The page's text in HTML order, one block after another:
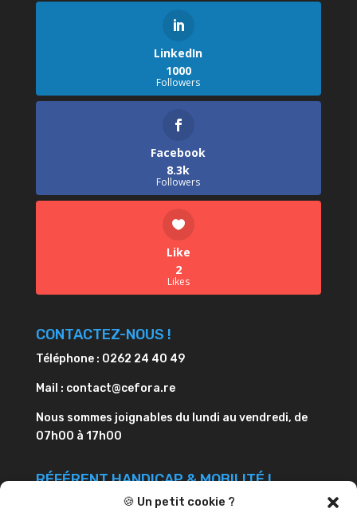
🍪 Un petit cookie ?
LinkedIn
1000
Followers
Facebook
8.3k
Followers
Like
2
Likes
CONTACTEZ-NOUS !
Téléphone : 0262 24 40 49
Mail : contact@cefora.re
Nous sommes joignables du lundi au vendredi, de
07h00 à 17h00
RÉFÉRENT HANDICAP & MOBILITÉ !
Dominique STEPHEN